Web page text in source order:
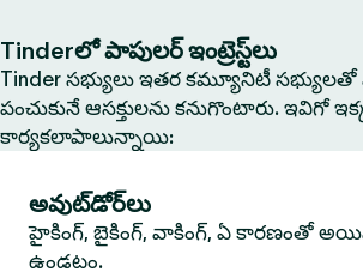
Tinderలో పాపులర్ ఇంట్రెస్ట్‌లు
Tinder సభ్యులు ఇతర కమ్యూనిటీ
పంచుకునే ఆసక్తులను కనుగొంటారు. ఇవిగో
కార్యకలాపాలున్నాయి:
అవుట్‌డోర్‌లు
హైకింగ్, బైకింగ్, వాకింగ్, ఏ కారణంతో
ఉండటం.